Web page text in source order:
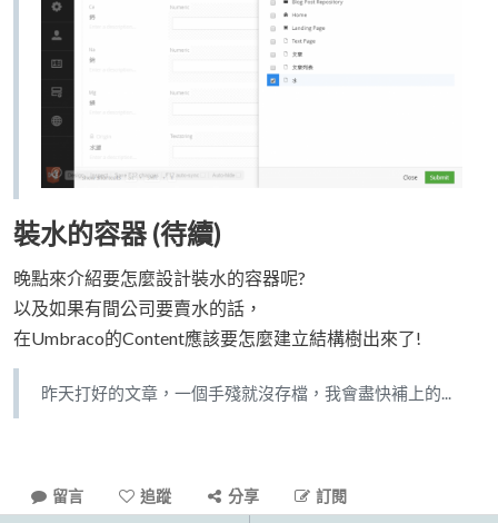
裝水的容器 (待續)
晚點來介紹要怎麼設計裝水的容器呢?
以及如果有間公司要賣水的話，
在Umbraco的Content應該要怎麼建立結構樹出來了!
昨天打好的文章，一個手殘就沒存檔，我會盡快補上的...
留言 追蹤 分享 訂閱